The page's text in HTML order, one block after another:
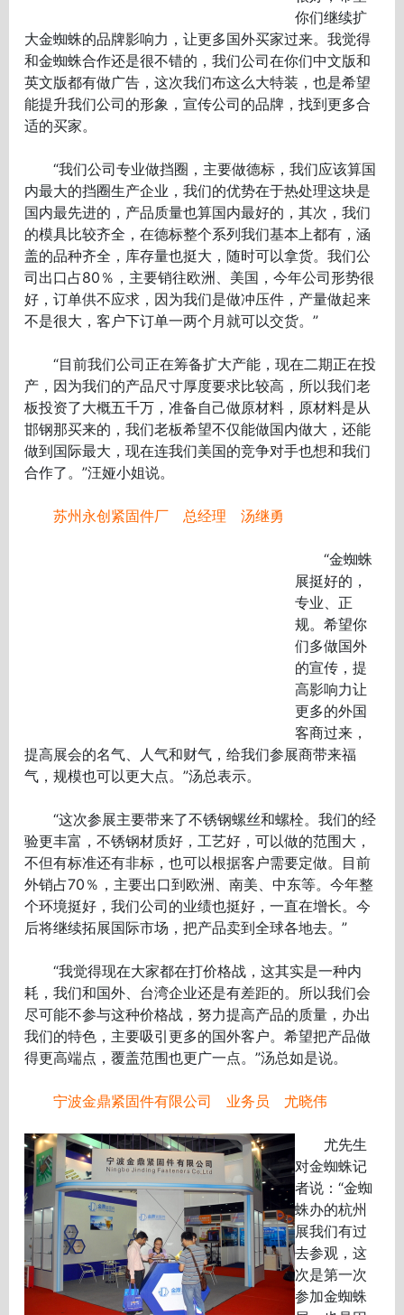
你们继续扩
大金蜘蛛的品牌影响力，让更多国外买家过来。我觉得
和金蜘蛛合作还是很不错的，我们公司在你们中文版和
英文版都有做广告，这次我们布这么大特装，也是希望
能提升我们公司的形象，宣传公司的品牌，找到更多合
适的买家。
“我们公司专业做挡圈，主要做德标，我们应该算国
内最大的挡圈生产企业，我们的优势在于热处理这块是
国内最先进的，产品质量也算国内最好的，其次，我们
的模具比较齐全，在德标整个系列我们基本上都有，涵
盖的品种齐全，库存量也挺大，随时可以拿货。我们公
司出口占80％，主要销往欧洲、美国，今年公司形势很
好，订单供不应求，因为我们是做冲压件，产量做起来
不是很大，客户下订单一两个月就可以交货。”
“目前我们公司正在筹备扩大产能，现在二期正在投
产，因为我们的产品尺寸厚度要求比较高，所以我们老
板投资了大概五千万，准备自己做原材料，原材料是从
邯钢那买来的，我们老板希望不仅能做国内做大，还能
做到国际最大，现在连我们美国的竞争对手也想和我们
合作了。”汪娅小姐说。
苏州永创紧固件厂 总经理 汤继勇
“金蜘蛛
展挺好的，
专业、正
规。希望你
们多做国外
的宣传，提
高影响力让
更多的外国
客商过来，
提高展会的名气、人气和财气，给我们参展商带来福
气，规模也可以更大点。”汤总表示。
“这次参展主要带来了不锈钢螺丝和螺栓。我们的经
验更丰富，不锈钢材质好，工艺好，可以做的范围大，
不但有标准还有非标，也可以根据客户需要定做。目前
外销占70％，主要出口到欧洲、南美、中东等。今年整
个环境挺好，我们公司的业绩也挺好，一直在增长。今
后将继续拓展国际市场，把产品卖到全球各地去。”
“我觉得现在大家都在打价格战，这其实是一种内
耗，我们和国外、台湾企业还是有差距的。所以我们会
尽可能不参与这种价格战，努力提高产品的质量，办出
我们的特色，主要吸引更多的国外客户。希望把产品做
得更高端点，覆盖范围也更广一点。”汤总如是说。
宁波金鼎紧固件有限公司 业务员 尤晓伟
尤先生
对金蜘蛛记
者说：“金蜘
蛛办的杭州
展我们有过
去参观，这
次是第一次
参加金蜘蛛